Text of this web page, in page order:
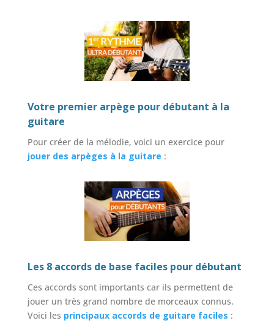
Votre premier arpège pour débutant à la
guitare
Pour créer de la mélodie, voici un exercice pour
jouer des arpèges à la guitare :
Les 8 accords de base faciles pour débutant
Ces accords sont importants car ils permettent de
jouer un très grand nombre de morceaux connus.
Voici les principaux accords de guitare faciles :